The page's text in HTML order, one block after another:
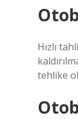
Hızlı
tehlike